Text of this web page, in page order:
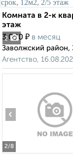
2
Комната в 2-к
этаж
3 000 ₽ в месяц
Заволжский
Агентство,
2/8
‹